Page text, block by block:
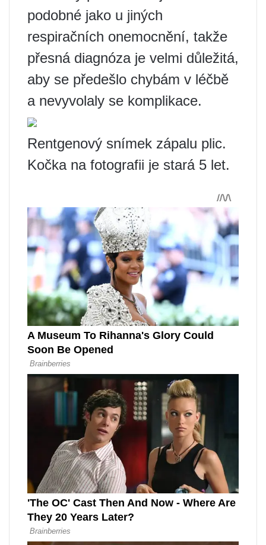
podobné jako u jiných
respiračních onemocnění, takže
přesná diagnóza je velmi důležitá,
aby se předešlo chybám v léčbě
a nevyvolaly se komplikace.
Rentgenový snímek zápalu plic.
Kočka na fotografii je stará 5 let.